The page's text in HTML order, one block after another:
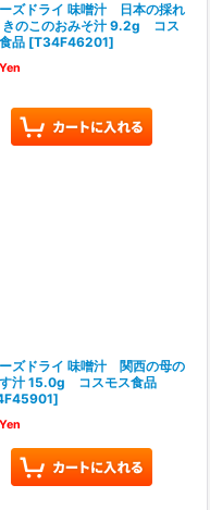
ズドライ 味噌汁 日本の採れ
きのこのおみそ汁 9.2g コス
品 [T34F46201]
Yen
ズドライ 味噌汁 関西の母の
汁 15.0g コスモス食品
]
Yen